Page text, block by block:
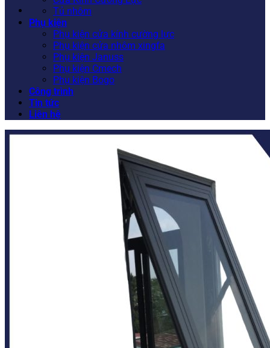
Tủ nhôm
Phụ kiện
Phụ kiện cửa kính cường lực
Phụ kiện cửa nhôm xingfa
Phụ kiện Januss
Phụ kiện Cmech
Phụ kiện Bogo
Công trình
Tin tức
Liên hệ